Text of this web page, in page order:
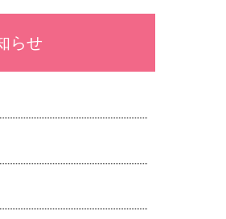
らせ